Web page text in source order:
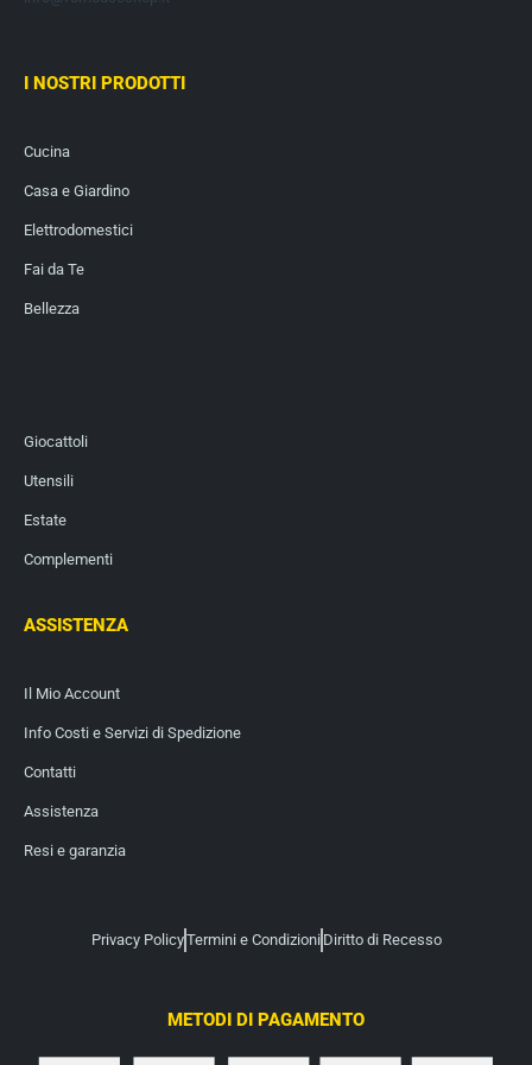
I NOSTRI PRODOTTI
Cucina
Casa e Giardino
Elettrodomestici
Fai da Te
Bellezza
Giocattoli
Utensili
Estate
Complementi
ASSISTENZA
Il Mio Account
Info Costi e Servizi di Spedizione
Contatti
Assistenza
Resi e garanzia
Privacy PolicyTermini e Condizioni Diritto di Recesso
METODI DI PAGAMENTO